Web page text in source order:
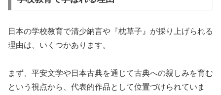
日本の学校教育で清少納言や『枕草子』が採り上げられる
理由は、いくつかあります。
まず、平安文学や日本古典を通じて古典への親しみを育む
という視点から、代表的作品として位置づけられていま